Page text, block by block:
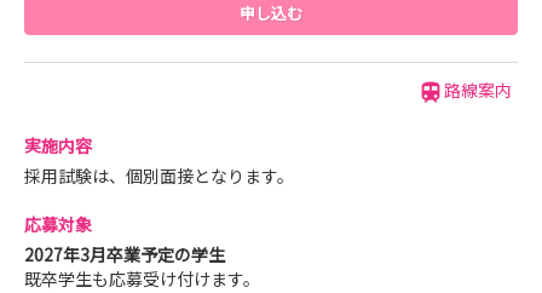
申し込む
路線案内
実施内容
採用試験は、個別面接となります。
応募対象
2027年3月卒業予定の学生
既卒学生も応募受け付けます。